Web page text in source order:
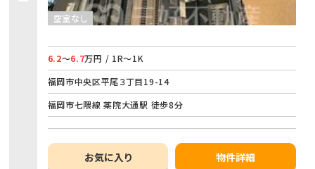
空室なし
6.2～6.7万円 / 1R～1K
福岡市中央区平尾３丁目19-14
福岡市七隈線 薬院大通駅 徒歩8分
お気に入り 物件詳細